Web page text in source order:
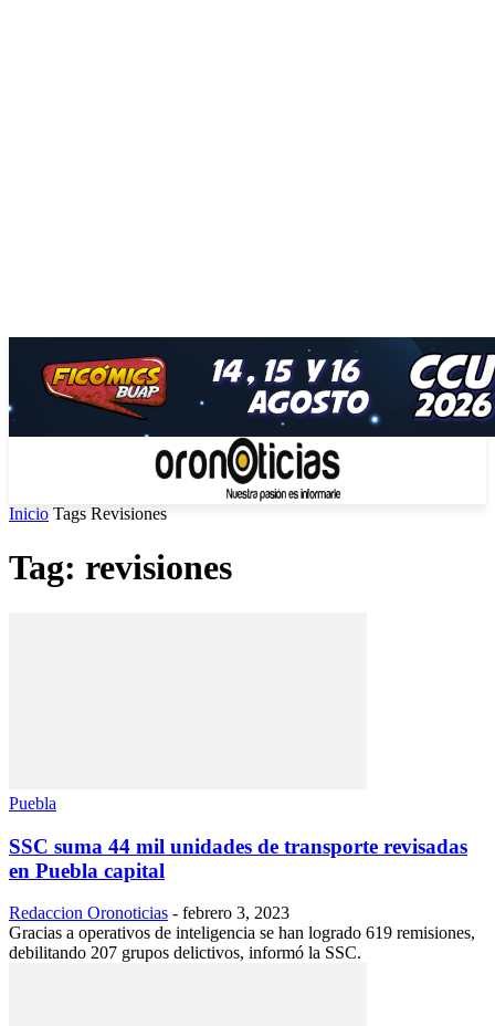
Inicio Tags Revisiones
Tag: revisiones
Puebla
SSC suma 44 mil unidades de transporte revisadas
en Puebla capital
Redaccion Oronoticias - febrero 3, 2023
Gracias a operativos de inteligencia se han logrado 619 remisiones,
debilitando 207 grupos delictivos, informó la SSC.